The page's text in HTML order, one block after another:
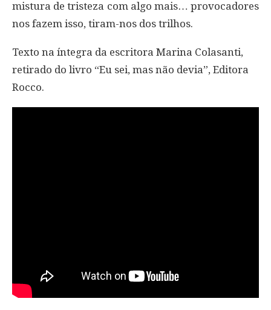
mistura de tristeza com algo mais… provocadores
nos fazem isso, tiram-nos dos trilhos.
Texto na íntegra da escritora Marina Colasanti,
retirado do livro “Eu sei, mas não devia”, Editora
Rocco.